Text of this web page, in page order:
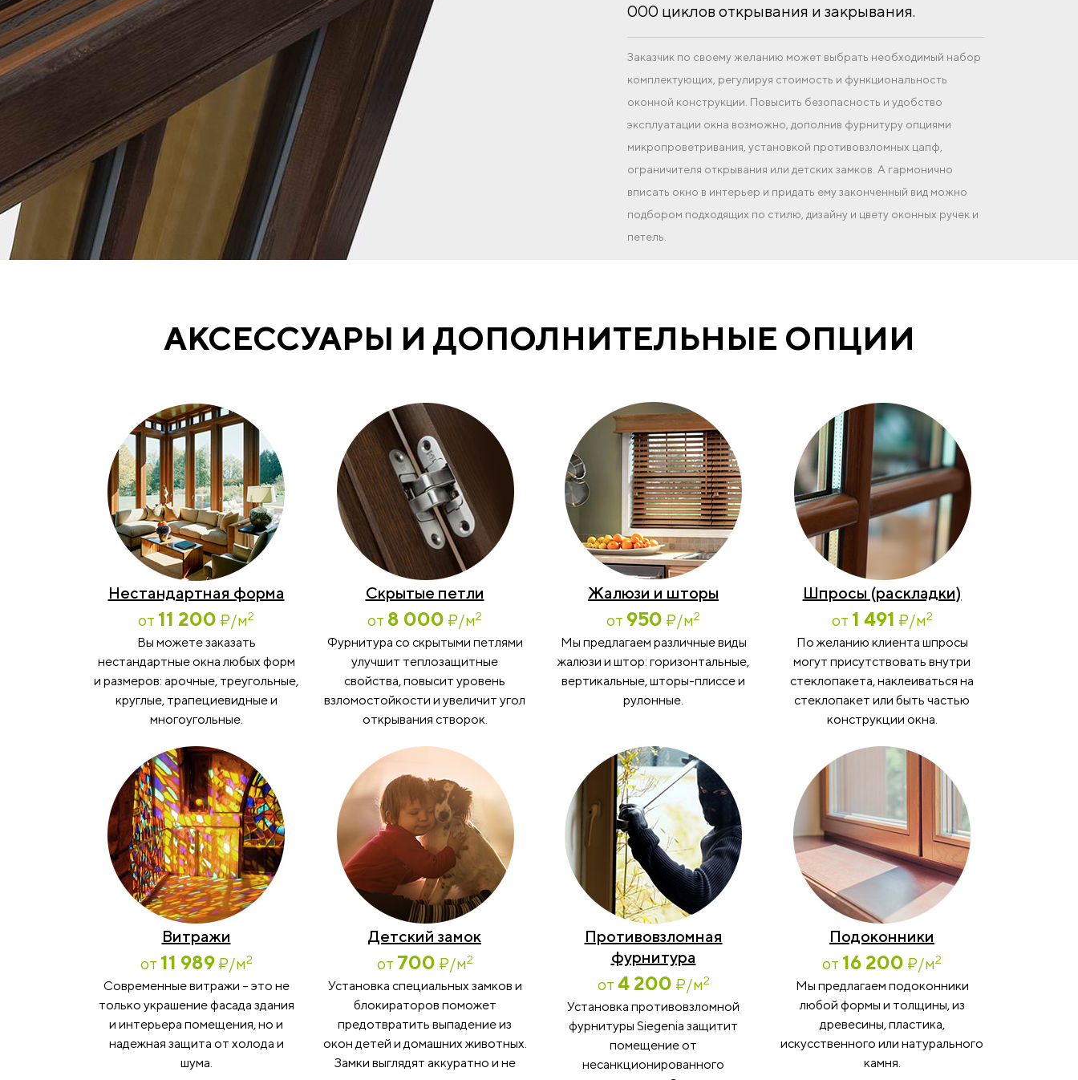
000 циклов открывания и закрывания.
Заказчик по своему желанию может выбрать необходимый набор
комплектующих, регулируя стоимость и функциональность
оконной конструкции. Повысить безопасность и удобство
эксплуатации окна возможно, дополнив фурнитуру опциями
микропроветривания, установкой противовзломных цапф,
ограничителя открывания или детских замков. А гармонично
вписать окно в интерьер и придать ему законченный вид можно
подбором подходящих по стилю, дизайну и цвету оконных ручек и
петель.
АКСЕССУАРЫ И ДОПОЛНИТЕЛЬНЫЕ ОПЦИИ
Нестандартная форма
от 11 200 ₽/м2
Вы можете заказать
нестандартные окна любых форм
и размеров: арочные, треугольные,
круглые, трапециевидные и
многоугольные.
Скрытые петли
от 8 000 ₽/м2
Фурнитура со скрытыми петлями
улучшит теплозащитные
свойства, повысит уровень
взломостойкости и увеличит угол
открывания створок.
Жалюзи и шторы
от 950 ₽/м2
Мы предлагаем различные виды
жалюзи и штор: горизонтальные,
вертикальные, шторы-плиссе и
рулонные.
Шпросы (раскладки)
от 1 491 ₽/м2
По желанию клиента шпросы
могут присутствовать внутри
стеклопакета, наклеиваться на
стеклопакет или быть частью
конструкции окна.
Витражи
от 11 989 ₽/м2
Современные витражи – это не
только украшение фасада здания
и интерьера помещения, но и
надежная защита от холода и
шума.
Детский замок
от 700 ₽/м2
Установка специальных замков и
блокираторов поможет
предотвратить выпадение из
окон детей и домашних животных.
Замки выглядят аккуратно и не
Противовзломная
фурнитура
от 4 200 ₽/м2
Установка противовзломной
фурнитуры Siegenia защитит
помещение от
несанкционированного
Подоконники
от 16 200 ₽/м2
Мы предлагаем подоконники
любой формы и толщины, из
древесины, пластика,
искусственного или натурального
камня.